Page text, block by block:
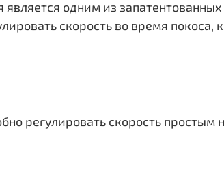
одним из
скорость во время покоса,
регулировать скорость простым